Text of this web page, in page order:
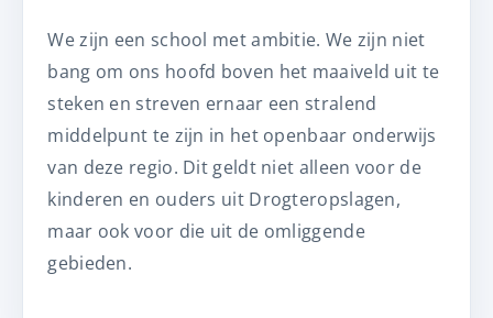
We zijn een school met ambitie. We zijn niet
bang om ons hoofd boven het maaiveld uit te
steken en streven ernaar een stralend
middelpunt te zijn in het openbaar onderwijs
van deze regio. Dit geldt niet alleen voor de
kinderen en ouders uit Drogteropslagen,
maar ook voor die uit de omliggende
gebieden.